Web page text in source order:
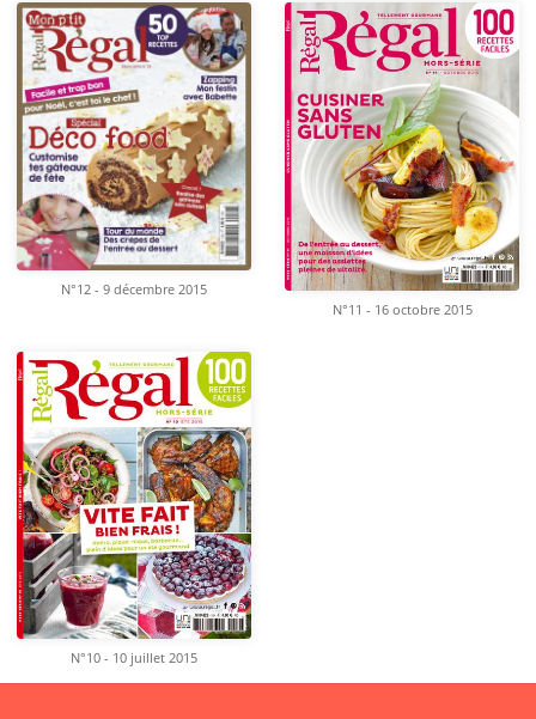
N°12 - 9 décembre 2015
N°11 - 16 octobre 2015
N°10 - 10 juillet 2015